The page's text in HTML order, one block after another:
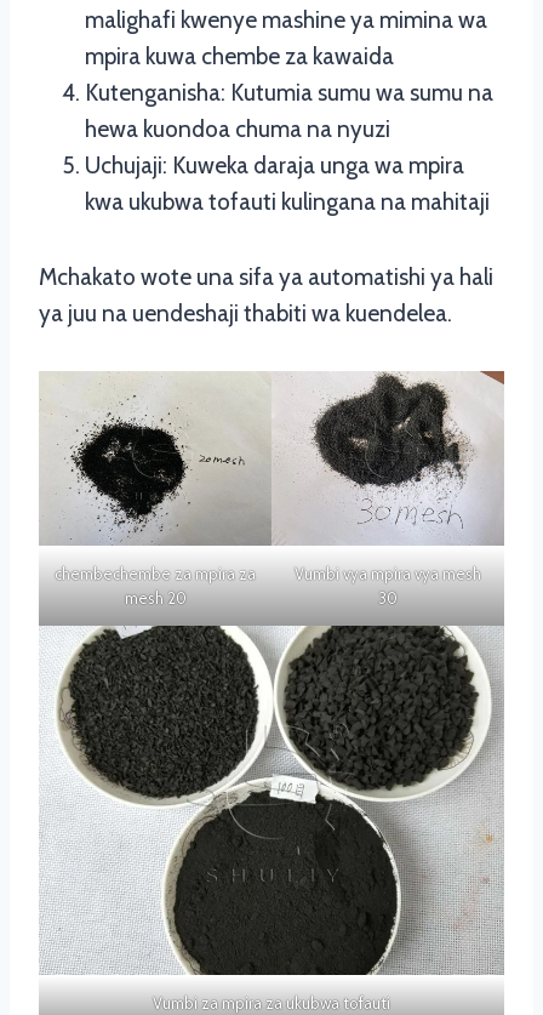
malighafi kwenye mashine ya mimina wa
mpira kuwa chembe za kawaida
Kutenganisha: Kutumia sumu wa sumu na
hewa kuondoa chuma na nyuzi
Uchujaji: Kuweka daraja unga wa mpira
kwa ukubwa tofauti kulingana na mahitaji
Mchakato wote una sifa ya automatishi ya hali
ya juu na uendeshaji thabiti wa kuendelea.
chembechembe za mpira za
mesh 20
Vumbi vya mpira vya mesh
30
Vumbi za mpira za ukubwa tofauti